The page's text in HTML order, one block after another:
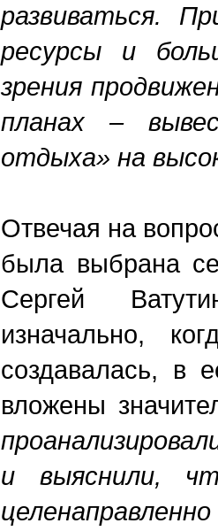
развиваться.
ресурсы и
зрения
планах –
отдыха» на
Отвечая на
была выбрана
Сергей
изначально,
создавалась, в
вложены
и выяснили,